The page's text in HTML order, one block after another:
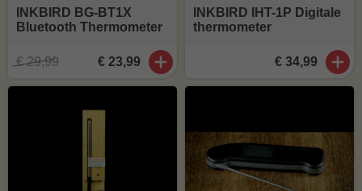
INKBIRD BG-BT1X
Bluetooth Thermometer
€ 29,99 € 23,99
INKBIRD IHT-1P Digitale
thermometer
€ 34,99